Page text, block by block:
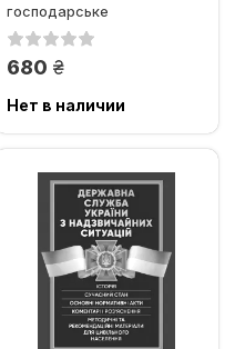
господарське
судочинство,
680 грн.
Нет в наличии